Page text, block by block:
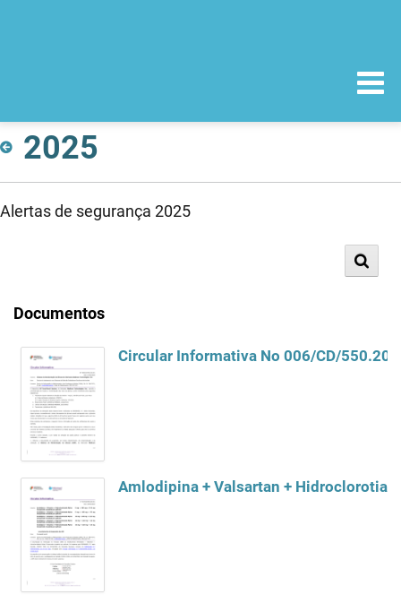
2025
Alertas de segurança 2025
Documentos
Circular Informativa No 006/CD/
Amlodipina + Valsartan +